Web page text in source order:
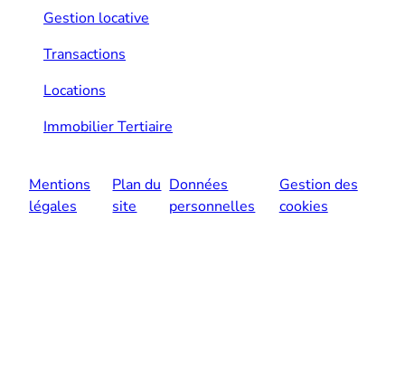
Gestion locative
Transactions
Locations
Immobilier Tertiaire
Mentions
légales
Plan du
site
Données
personnelles
Gestion des
cookies